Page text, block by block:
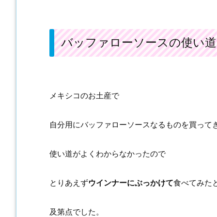
バッファローソースの使い道
メキシコのお土産で
自分用にバッファローソースなるものを買って
使い道がよくわからなかったので
とりあえずウインナーにぶっかけて食べてみた
及第点でした。